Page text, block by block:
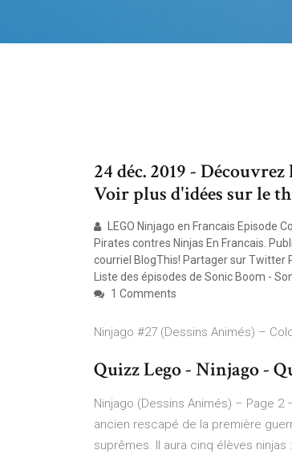
24 déc. 2019 -
Voir plus d'idées sur le
LEGO Ninjago en Francais Episode
Pirates contres Ninjas En Francais.
courriel BlogThis! Partager sur Twitter
Liste des épisodes de Sonic Boom -
1 Comments
Ninjago #27 (Dessins Animés) –
Quizz Lego - Ninjago -
Ninjago (Dessins Animés) – Page 2
ancien rescapé de la première
suprêmes. Il aura cinq élèves